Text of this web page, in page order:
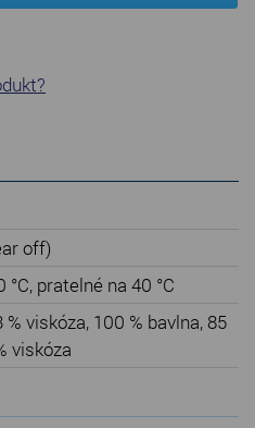
off)
pratelné na 40 °C
% viskóza, 100 % bavlna, 85
viskóza